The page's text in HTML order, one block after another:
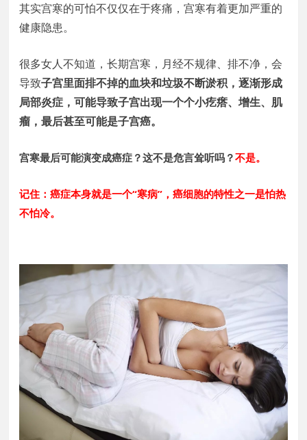
其实宫寒的可怕不仅仅在于疼痛，宫寒有着更加严重的
健康隐患。
很多女人不知道，长期宫寒，月经不规律、排不净，会
导致子宫里面排不掉的血块和垃圾不断淤积，逐渐形成
局部炎症，可能导致子宫出现一个个小疙瘩、增生、肌
瘤，最后甚至可能是子宫癌。
宫寒最后可能演变成癌症？这不是危言耸听吗？不是。
记住：癌症本身就是一个“寒病”，癌细胞的特性之一是怕热
不怕冷。